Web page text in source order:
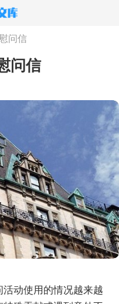
慰问信
问信
动使用的情况越来越